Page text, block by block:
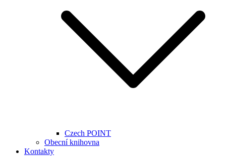
Czech POINT
Obecní knihovna
Kontakty